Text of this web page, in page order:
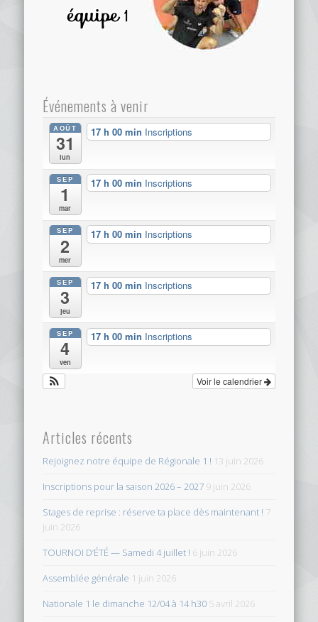
Événements à venir
AOÛT
31
lun
17 h 00 min Inscriptions
SEP
1
mar
17 h 00 min Inscriptions
SEP
2
mer
17 h 00 min Inscriptions
SEP
3
jeu
17 h 00 min Inscriptions
SEP
4
ven
17 h 00 min Inscriptions
Voir le calendrier
Articles récents
Rejoignez notre équipe de Régionale 1 ! 13 juin 2026
Inscriptions pour la saison 2026 – 2027 9 juin 2026
Stages de reprise : réserve ta place dès maintenant ! 7
juin 2026
TOURNOI D’ÉTÉ — Samedi 4 juillet ! 6 juin 2026
Assemblée générale 1 juin 2026
Nationale 1 le dimanche 12/04 à 14 h30 5 avril 2026